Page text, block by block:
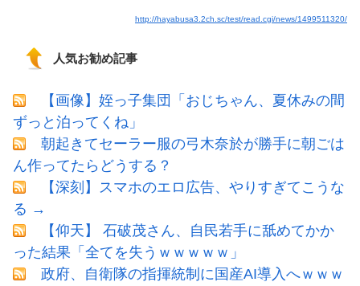
http://hayabusa3.2ch.sc/test/read.cgi/news/1499511320/
人気お勧め記事
【画像】姪っ子集団「おじちゃん、夏休みの間
ずっと泊ってくね」
朝起きてセーラー服の弓木奈於が勝手に朝ごは
ん作ってたらどうする？
【深刻】スマホのエロ広告、やりすぎてこうな
る →
【仰天】 石破茂さん、自民若手に舐めてかか
った結果「全てを失うｗｗｗｗｗ」
政府、自衛隊の指揮統制に国産AI導入へｗｗｗ